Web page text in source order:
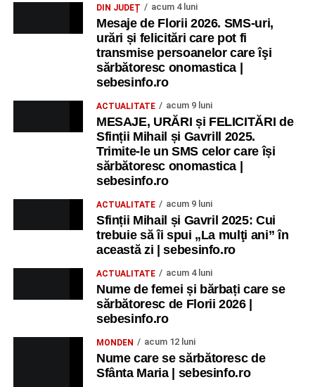
DIN JUDEȚ acum 4 luni
Mesaje de Florii 2026. SMS-uri,
urări și felicitări care pot fi
transmise persoanelor care îşi
sărbătoresc onomastica |
sebesinfo.ro
ACTUALITATE acum 9 luni
MESAJE, URĂRI și FELICITĂRI de
Sfinții Mihail și Gavrill 2025.
Trimite-le un SMS celor care își
sărbătoresc onomastica |
sebesinfo.ro
ACTUALITATE acum 9 luni
Sfinții Mihail și Gavril 2025: Cui
trebuie să îi spui „La mulţi ani” în
această zi | sebesinfo.ro
ACTUALITATE acum 4 luni
Nume de femei și bărbați care se
sărbătoresc de Florii 2026 |
sebesinfo.ro
MONDEN acum 12 luni
Nume care se sărbătoresc de
Sfânta Maria | sebesinfo.ro